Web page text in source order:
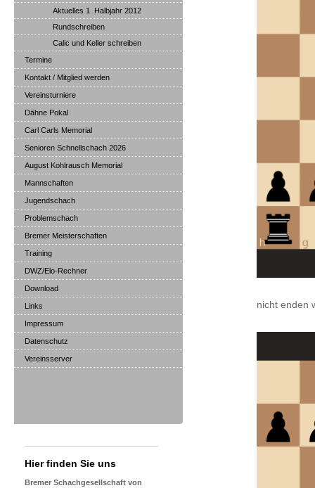
nicht enden
Aktuelles 1. Halbjahr 2012
Rundschreiben
Calic und Keller schreiben
Termine
Kontakt / Mitglied werden
Vereinsturniere
Dähne Pokal
Carl Carls Memorial
Senioren Schnellschach 2026
August Kohlrausch Memorial
Mannschaften
Jugendschach
Problemschach
Bremer Meisterschaften
Training
DWZ/Elo-Rechner
Download
Links
Impressum
Datenschutz
Vereinsserver
Hier finden Sie uns
Bremer Schachgesellschaft von